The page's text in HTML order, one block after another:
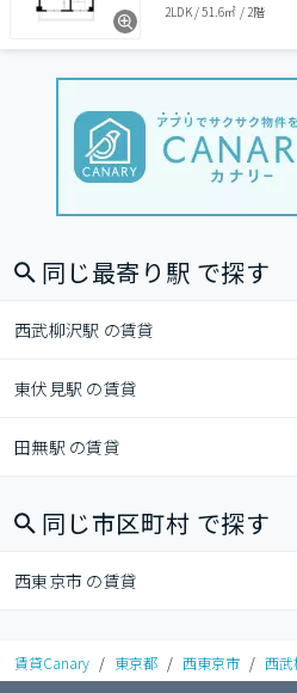
2LDK/51.6㎡ / 2階
同じ最寄り駅 で探す
西武柳沢駅 の賃貸
東伏見駅 の賃貸
田無駅 の賃貸
同じ市区町村 で探す
西東京市 の賃貸
賃貸Canary / 東京都 / 西東京市 / 西武